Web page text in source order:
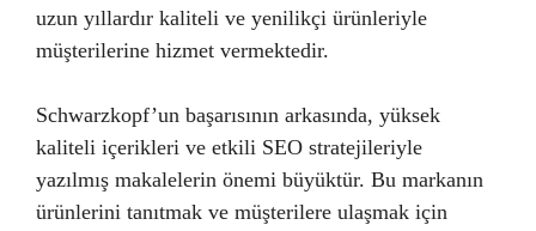
uzun yıllardır kaliteli ve yenilikçi ürünleriyle
müşterilerine hizmet vermektedir.
Schwarzkopf’un başarısının arkasında, yüksek
kaliteli içerikleri ve etkili SEO stratejileriyle
yazılmış makalelerin önemi büyüktür. Bu markanın
ürünlerini tanıtmak ve müşterilere ulaşmak için